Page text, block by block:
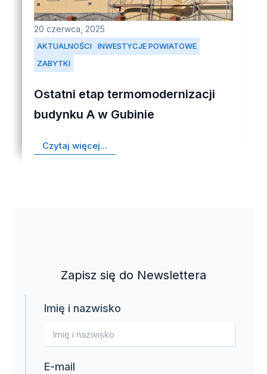
AKTUALNOŚCI
INWESTYCJE POWIATOWE
ZABYTKI
20 czerwca, 2025
Ostatni etap termomodernizacji
budynku A w Gubinie
Czytaj więcej...
Zapisz się do Newslettera
Imię i nazwisko
E-mail